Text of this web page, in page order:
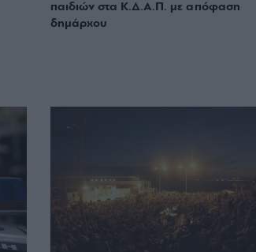
παιδιών στα Κ.Δ.Α.Π. με απόφαση
δημάρχου